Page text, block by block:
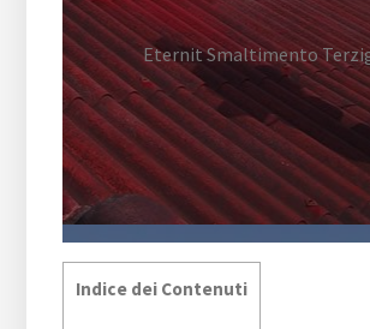
Eternit Smaltimento
Indice dei Contenuti